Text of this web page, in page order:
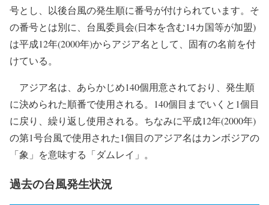
号とし、以後台風の発生順に番号が付けられています。そ
の番号とは別に、台風委員会(日本を含む14カ国等が加盟)
は平成12年(2000年)からアジア名として、固有の名前を付
けている。
アジア名は、あらかじめ140個用意されており、発生順
に決められた順番で使用される。140個目までいくと1個目
に戻り、繰り返し使用される。ちなみに平成12年(2000年)
の第1号台風で使用された1個目のアジア名はカンボジアの
「象」を意味する「ダムレイ」。
過去の台風発生状況